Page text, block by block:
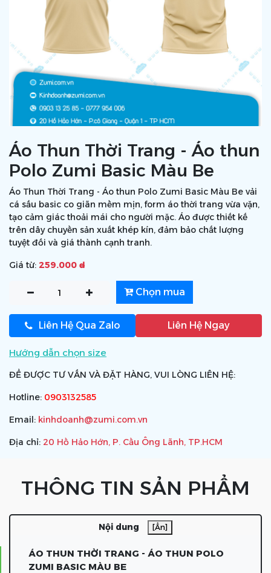
Áo Thun Thời Trang - Áo thun
Polo Zumi Basic Màu Be
Áo Thun Thời Trang - Áo thun Polo Zumi Basic Màu Be vải
cá sấu basic co giãn mềm mịn, form áo thời trang vừa vặn,
tạo cảm giác thoải mái cho người mặc. Áo được thiết kế
trên dây chuyền sản xuất khép kín, đảm bảo chất lượng
tuyệt đối và giá thành cạnh tranh.
Giá từ: 259.000 ₫
Chọn mua
Liên Hệ Qua Zalo Liên Hệ Ngay
Hướng dẫn chọn size
ĐỂ ĐƯỢC TƯ VẤN VÀ ĐẶT HÀNG, VUI LÒNG LIÊN HỆ:
Hotline: 0903132585
Email: kinhdoanh@zumi.com.vn
Địa chỉ: 20 Hồ Hảo Hớn, P. Cầu Ông Lãnh, TP.HCM
THÔNG TIN SẢN PHẨM
Nội dung [Ẩn]
ÁO THUN THỜI TRANG - ÁO THUN POLO
ZUMI BASIC MÀU BE